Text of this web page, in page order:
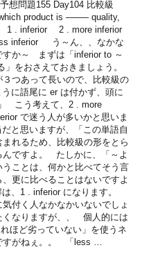
想問題155 Day104 比較級
product is ——– quality,
1 . inferior 2 . more inferior
inferior う～ん、、なかな
すか～ まずは「inferior to ～
」をおさえておきましょう。
３つあって長いので、比較級の
に語尾に er は付かず、頭に
こう考えて、2 . more
で迷う人が多いかと思いま
と思いますが、「この単語自
れるため、比較級の形をとら
んですよ。 たしかに、「～よ
うことは、何かと比べてそう言
更に比べることはないですよ
、1 . inferior になります。
付く人なかなかいないでしょ
くなりますが、、 個人的には
ほど劣っていない」を使うネ
すがねぇ。。 「less …